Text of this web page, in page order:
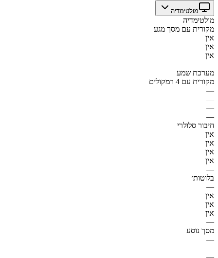
מולטימדיה
מולטימדיה
מקורית עם מסך מגע
אין
אין
אין
—
מערכת שמע
מקורית עם 4 רמקולים
—
—
—
—
חיבור סלולרי
אין
אין
אין
אין
—
בלוטות׳
—
אין
אין
אין
—
מסך נוסע
—
—